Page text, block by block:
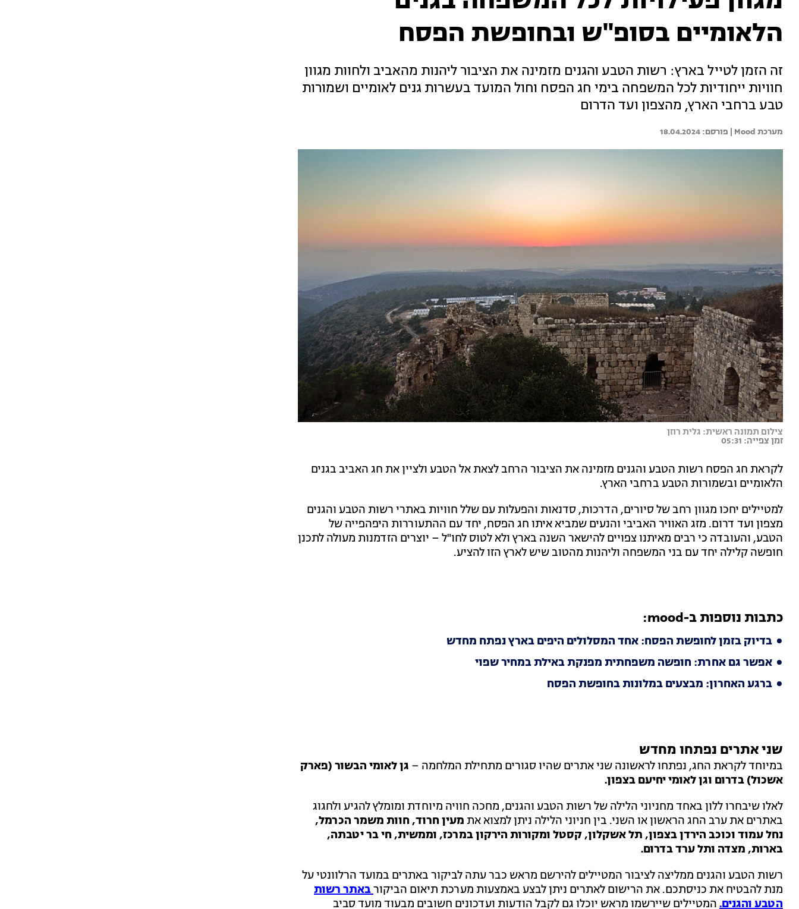
הלאומיים בסופ"ש ובחופשת הפסח
זה הזמן לטייל בארץ: רשות הטבע והגנים מזמינה את הציבור ליהנות מהאביב ולחוות מגוון
חוויות ייחודיות לכל המשפחה בימי חג הפסח וחול המועד בעשרות גנים לאומיים ושמורות
טבע ברחבי הארץ, מהצפון ועד הדרום
מערכת Mood | 18.04.2024
צילום תמונה ראשית: גלית רוזן
זמן צפייה: 05:31
לקראת חג הפסח רשות הטבע והגנים מזמינה את הציבור הרחב לצאת אל הטבע ולציין את חג האביב בגנים
הלאומיים ובשמורות הטבע ברחבי הארץ.
למטיילים יחכו מגוון רחב של סיורים, הדרכות, סדנאות והפעלות עם שלל חוויות באתרי רשות הטבע והגנים
מצפון ועד דרום. מזג האוויר האביבי והנעים שמביא איתו חג הפסח, יחד עם ההתעוררות היפהפייה של
הטבע, והעובדה כי רבים מאיתנו צפויים להישאר השנה בארץ ולא לטוס לחו"ל – יוצרים הזדמנות מעולה לתכנן
חופשה קלילה יחד עם בני המשפחה וליהנות מהטוב שיש לארץ הזו להציע.
כתבות נוספות ב-mood:
בדיוק בזמן לחופשת הפסח: אחד המסלולים היפים בארץ נפתח מחדש
אפשר גם אחרת: חופשה משפחתית מפנקת באילת במחיר שפוי
ברגע האחרון: מבצעים במלונות בחופשת הפסח
שני אתרים נפתחו מחדש
במיוחד לקראת החג, נפתחו לראשונה שני אתרים שהיו סגורים מתחילת המלחמה – גן לאומי הבשור (פארק
אשכול) בדרום וגן לאומי יחיעם בצפון.
לאלו שיבחרו ללון באחד מחניוני הלילה של רשות הטבע והגנים, מחכה חוויה מיוחדת ומומלץ להגיע ולחגוג
באתרים את ערב החג הראשון או השני. בין חניוני הלילה ניתן למצוא את מעין חרוד, חוות משמר הכרמל,
נחל עמוד וכוכב הירדן בצפון, תל אשקלון, קסטל ומקורות הירקון במרכז, וממשית, חי בר יטבתה,
בארות, מצדה ותל ערד בדרום.
רשות הטבע והגנים ממליצה לציבור המטיילים להירשם מראש כבר עתה לביקור באתרים במועד הרלוונטי על
מנת להבטיח את כניסתכם. את הרישום לאתרים ניתן לבצע באמצעות מערכת תיאום הביקורבאתר רשות
הטבע והגנים. המטיילים שיירשמו מראש יוכלו גם לקבל הודעות ועדכונים חשובים מבעוד מועד סביב